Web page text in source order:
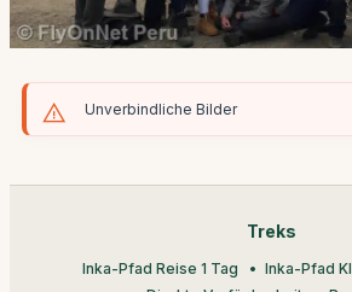
Unverbindliche Bilder
Treks
Inka-Pfad Reise 1 Tag
Inka-Pfad